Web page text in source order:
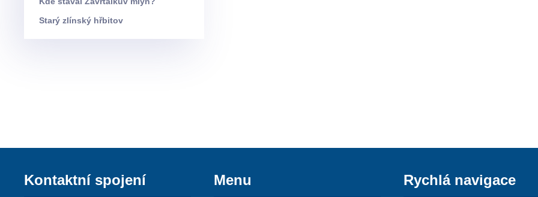
Starý zlínský hřbitov
Kontaktní spojení Menu Rychlá navigace